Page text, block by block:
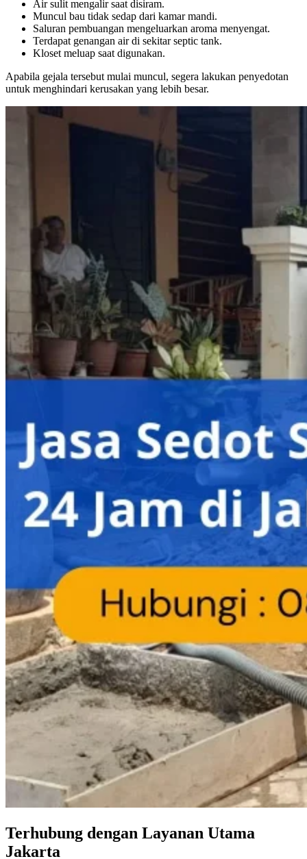
Air sulit mengalir saat disiram.
Muncul bau tidak sedap dari kamar mandi.
Saluran pembuangan mengeluarkan aroma menyengat.
Terdapat genangan air di sekitar septic tank.
Kloset meluap saat digunakan.
Apabila gejala tersebut mulai muncul, segera lakukan penyedotan
untuk menghindari kerusakan yang lebih besar.
Terhubung dengan Layanan Utama
Jakarta